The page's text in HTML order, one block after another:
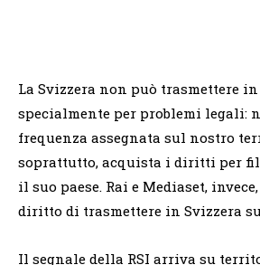
La Svizzera non può trasmettere
specialmente per problemi legali:
frequenza assegnata sul nostro
soprattutto, acquista i diritti per
il suo paese. Rai e Mediaset,
diritto di trasmettere in Svizzera
Il segnale della RSI arriva su